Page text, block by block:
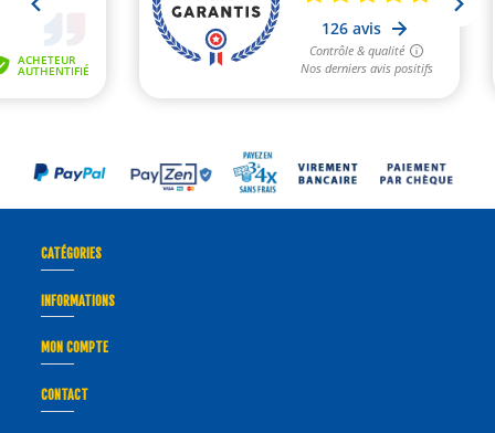
CATÉGORIES
INFORMATIONS
MON COMPTE
CONTACT